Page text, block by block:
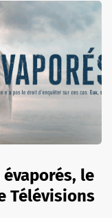
évaporés, le
Télévisions